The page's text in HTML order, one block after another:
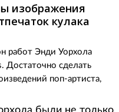
изображения
кулака
работ Энди Уорхола
Достаточно сделать
поп-артиста,